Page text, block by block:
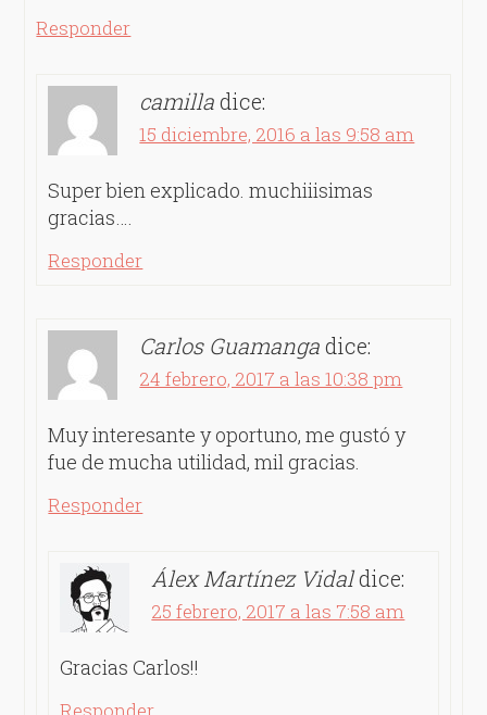
Responder
camilla dice:
15 diciembre, 2016 a las 9:58 am
Super bien explicado. muchiiisimas
gracias….
Responder
Carlos Guamanga dice:
24 febrero, 2017 a las 10:38 pm
Muy interesante y oportuno, me gustó y
fue de mucha utilidad, mil gracias.
Responder
Álex Martínez Vidaldice:
25 febrero, 2017 a las 7:58 am
Gracias Carlos!!